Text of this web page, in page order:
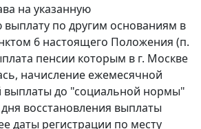
на указанную
по другим основаниям в
6 настоящего Положения (п.
пенсии которым в г. Москве
начисление ежемесячной
выплаты до "социальной нормы"
восстановления выплаты
даты регистрации по месту